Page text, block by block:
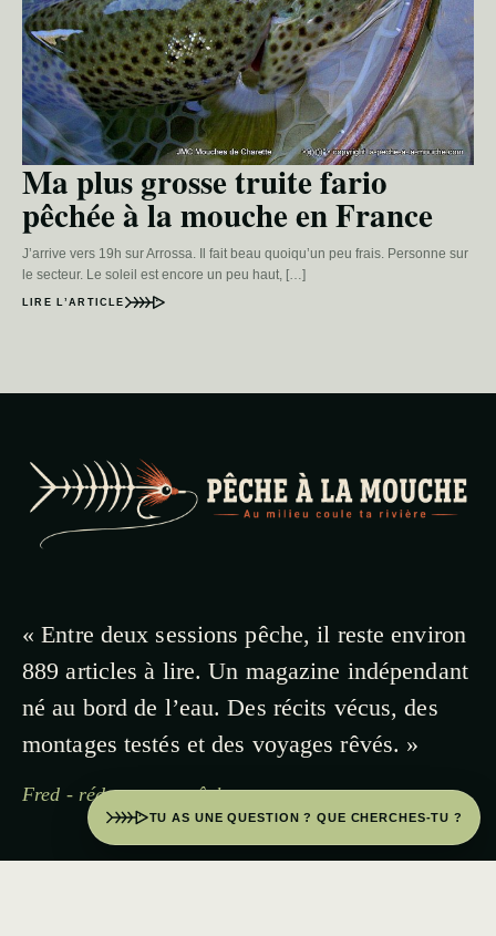
Ma plus grosse truite fario
pêchée à la mouche en France
J’arrive vers 19h sur Arrossa. Il fait beau quoiqu’un peu frais. Personne sur
le secteur. Le soleil est encore un peu haut, […]
LIRE L’ARTICLE
« Entre deux sessions pêche, il reste environ
889 articles à lire. Un magazine indépendant
né au bord de l’eau. Des récits vécus, des
montages testés et des voyages rêvés. »
Fred - rédacteur en pêche
TU AS UNE QUESTION ? QUE CHERCHES-TU ?